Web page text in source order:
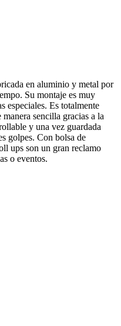
en aluminio y metal por
Su montaje es muy
especiales. Es totalmente
sencilla gracias a la
y una vez guardada
golpes. Con bolsa de
ups son un gran reclamo
o eventos.